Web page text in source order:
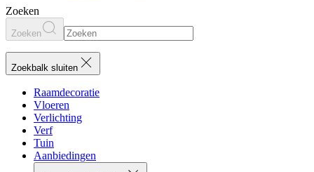
Zoeken
Zoeken
Zoekbalk sluiten
Raamdecoratie
Vloeren
Verlichting
Verf
Tuin
Aanbiedingen